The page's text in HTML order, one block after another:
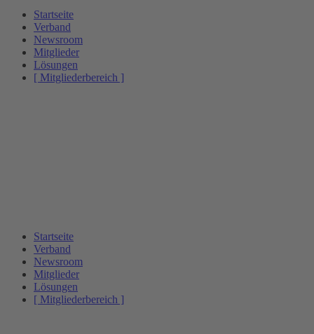
Startseite
Verband
Newsroom
Mitglieder
Lösungen
[ Mitgliederbereich ]
Startseite
Verband
Newsroom
Mitglieder
Lösungen
[ Mitgliederbereich ]